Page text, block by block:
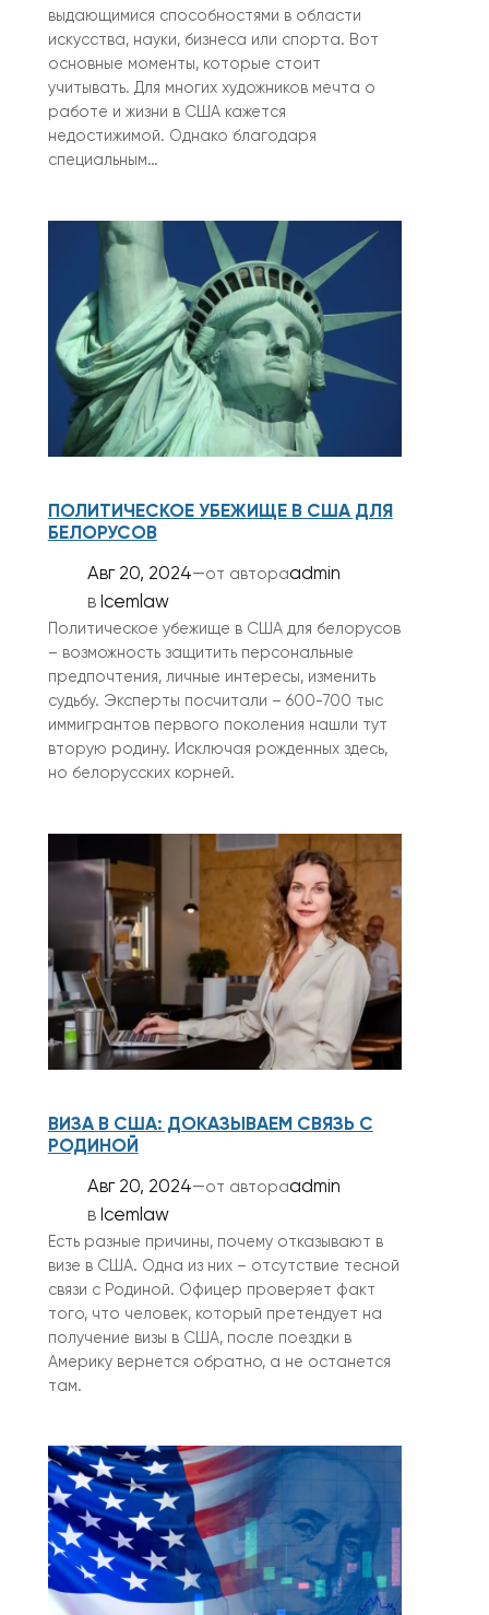
выдающимися способностями в области
искусства, науки, бизнеса или спорта. Вот
основные моменты, которые стоит
учитывать. Для многих художников мечта о
работе и жизни в США кажется
недостижимой. Однако благодаря
специальным…
ПОЛИТИЧЕСКОЕ УБЕЖИЩЕ В США ДЛЯ
БЕЛОРУСОВ
Авг 20, 2024—от автораadmin
в Icemlaw
Политическое убежище в США для белорусов
– возможность защитить персональные
предпочтения, личные интересы, изменить
судьбу. Эксперты посчитали – 600-700 тыс
иммигрантов первого поколения нашли тут
вторую родину. Исключая рожденных здесь,
но белорусских корней.
ВИЗА В США: ДОКАЗЫВАЕМ СВЯЗЬ С
РОДИНОЙ
Авг 20, 2024—от автораadmin
в Icemlaw
Есть разные причины, почему отказывают в
визе в США. Одна из них – отсутствие тесной
связи с Родиной. Офицер проверяет факт
того, что человек, который претендует на
получение визы в США, после поездки в
Америку вернется обратно, а не останется
там.